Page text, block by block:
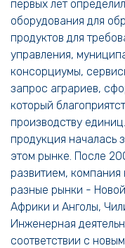
первых лет
оборудования для
продуктов для
управления,
консорциумы,
запрос аграриев,
который
производству
продукция
этом рынке. После
развитием, компания
разные рынки -
Африки и Анголы,
Инженерная
соответствии с